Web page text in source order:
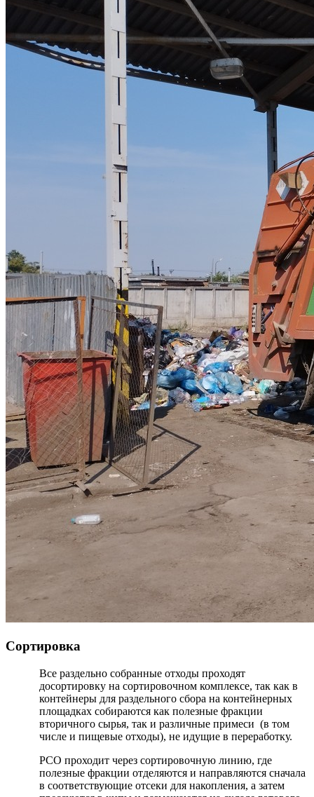
Сортировка
Все раздельно собранные отходы проходят
досортировку на сортировочном комплексе, так как в
контейнеры для раздельного сбора на контейнерных
площадках собираются как полезные фракции
вторичного сырья, так и различные примеси (в том
числе и пищевые отходы), не идущие в переработку.
РСО проходит через сортировочную линию, где
полезные фракции отделяются и направляются сначала
в соответствующие отсеки для накопления, а затем